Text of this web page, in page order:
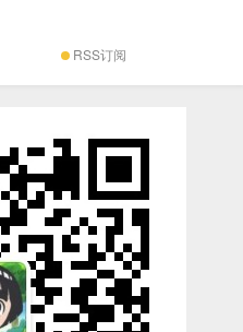
RSS订阅